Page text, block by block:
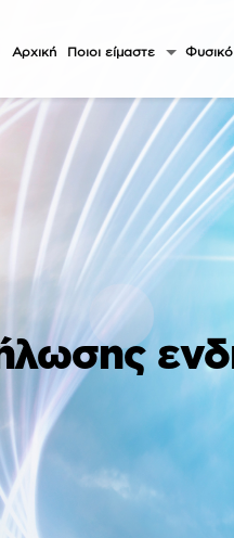
Αρχική Ποιοι είμαστε